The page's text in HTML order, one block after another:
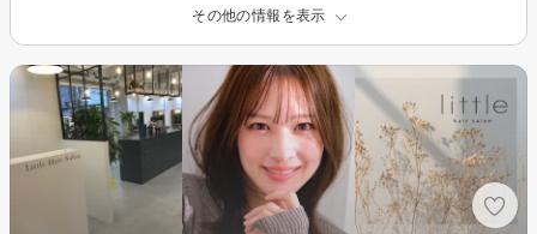
その他の情報を表示